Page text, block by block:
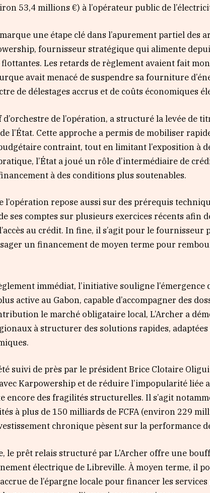
53,4 millions €) à l’opérateur public de
une étape clé dans l’apurement partiel des
fournisseur stratégique qui alimente
flottantes. Les retards de règlement avaient fait
avait menacé de suspendre sa fourniture
de délestages accrus et de coûts économiques
d’orchestre de l’opération, a structuré la levée de
l’État. Cette approche a permis de mobiliser
contraint, tout en limitant l’exposition à
l’État a joué un rôle d’intermédiaire de
à des conditions plus soutenables.
l’opération repose aussi sur des prérequis
ses comptes sur plusieurs exercices récents afin
au crédit. In fine, il s’agit pour le fournisseur
un financement de moyen terme pour
immédiat, l’initiative souligne l’émergence
active au Gabon, capable d’accompagner des
le marché obligataire local, L’Archer a
à structurer des solutions rapides,
suivi de près par le président Brice Clotaire
Karpowership et de réduire l’impopularité liée
encore des fragilités structurelles. Il s’agit
à plus de 150 milliards de FCFA (environ 229
chronique pèsent sur la performance
le prêt relais structuré par L’Archer offre une
électrique de Libreville. À moyen terme, il
de l’épargne locale pour financer les